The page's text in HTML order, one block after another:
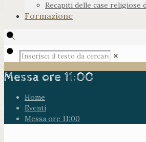
Recapiti delle case religiose
Formazione
✕
Messa ore 11:00
Home
Eventi
Messa ore 11:00